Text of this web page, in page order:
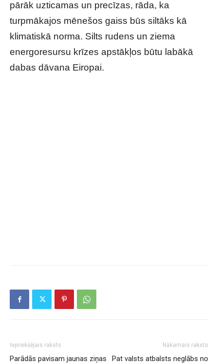
pārāk uzticamas un precīzas, rāda, ka
turpmākajos mēnešos gaiss būs siltāks kā
klimatiskā norma. Silts rudens un ziema
energoresursu krīzes apstākļos būtu labākā
dabas dāvana Eiropai.
Iepriekšējais raksts
Parādās pavisam jaunas ziņas
Nākamais raksts
Pat valsts atbalsts neglābs no